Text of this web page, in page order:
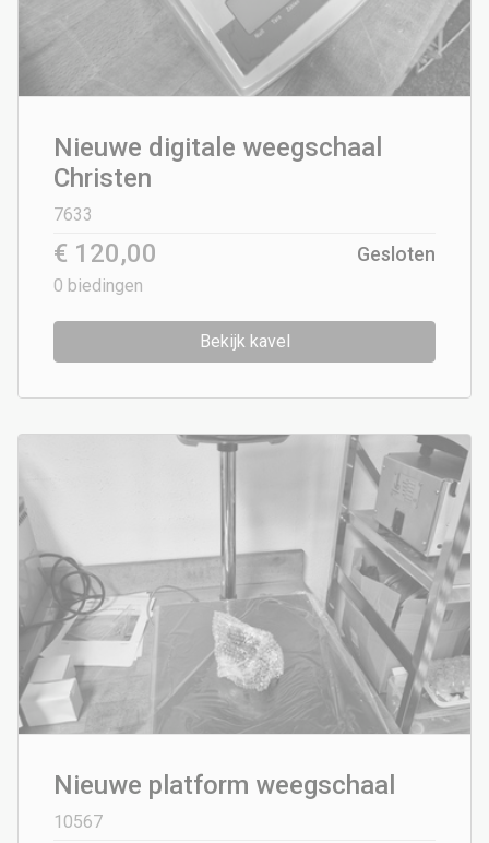
Nieuwe digitale weegschaal
Christen
7633
€ 120,00
0 biedingen
Gesloten
Bekijk kavel
Nieuwe platform weegschaal
10567